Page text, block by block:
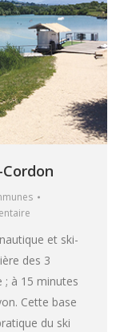
et ski-
des 3
; à 15 minutes
Cette base
du ski